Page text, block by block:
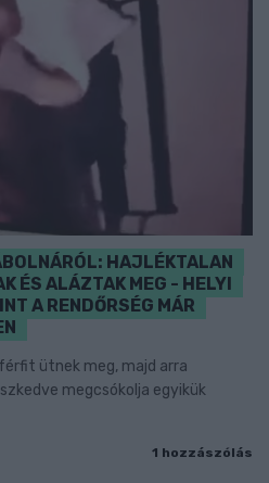
HAJLÉKTALAN
ÉS ALÁZTAK MEG - HELYI
A RENDŐRSÉG MÁR
ütnek meg, majd arra
megcsókolja egyikük
1 hozzászólás